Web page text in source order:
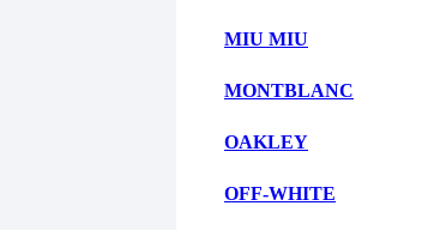
MIU MIU
MONTBLANC
OAKLEY
OFF-WHITE